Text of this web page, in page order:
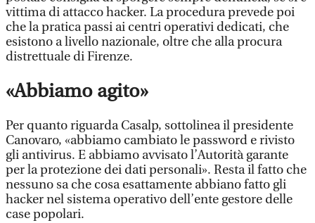
vittima di attacco hacker. La procedura prevede poi
che la pratica passi ai centri operativi dedicati, che
esistono a livello nazionale, oltre che alla procura
distrettuale di Firenze.
«Abbiamo agito»
Per quanto riguarda Casalp, sottolinea il presidente
Canovaro, «abbiamo cambiato le password e rivisto
gli antivirus. E abbiamo avvisato l’Autorità garante
per la protezione dei dati personali». Resta il fatto che
nessuno sa che cosa esattamente abbiano fatto gli
hacker nel sistema operativo dell’ente gestore delle
case popolari.